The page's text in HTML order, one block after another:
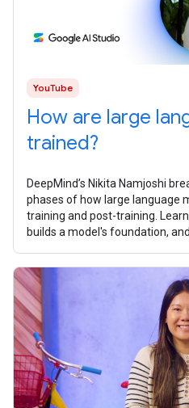
YouTube
How are large
trained?
DeepMind’s Nikita Namjoshi
phases of how large language
training and post-training.
builds a model's foundation,